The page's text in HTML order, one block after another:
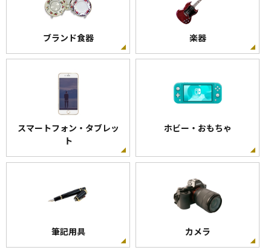
ブランド食器 楽器
スマートフォン・タブレッ
ト
ホビー・おもちゃ
筆記用具 カメラ